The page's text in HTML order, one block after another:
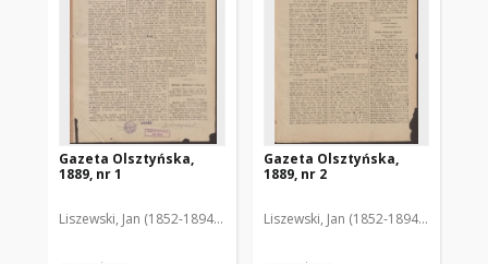
Gazeta Olsztyńska,
1889, nr 1
Liszewski, Jan (1852-1894). Red.
Gazeta Olsztyńska,
1889, nr 2
Liszewski, Jan (1852-1894). Red.